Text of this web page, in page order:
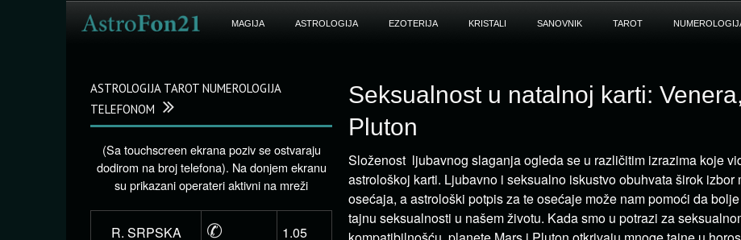
MAGIJA ASTROLOGIJA EZOTERIJA KRISTALI SANOVNIK TAROT
Seksualnost u natalnoj karti:
Pluton
Složenost ljubavnog slaganja ogleda se u različitim izrazima koje
astrološkoj karti. Ljubavno i seksualno iskustvo obuhvata širok izbor
osećaja, a astrološki potpis za te osećaje može nam pomoći da
tajnu seksualnosti u našem životu. Kada smo u potrazi za
ASTROLOGIJA TAROT NUMEROLOGIJA
TELEFONOM
(Sa touchscreen ekrana poziv se ostvaraju
dodirom na broj telefona). Na donjem ekranu
su prikazani operateri aktivni na mreži
R. SRPSKA ✆
1.05